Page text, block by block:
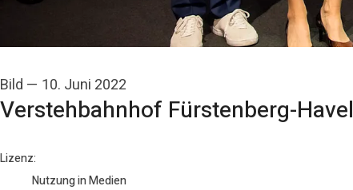
Bild — 10. Juni 2022
Verstehbahnhof Fürstenberg-Havel
Deutschland – Land der Ideen/Bernd Brundert
Lizenz:
Nutzung in Medien